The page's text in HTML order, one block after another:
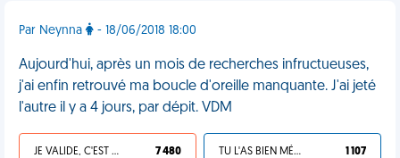
Par Neynna - 18/06/2018 18:00
Aujourd'hui, après un mois de recherches infructueuses,
j'ai enfin retrouvé ma boucle d'oreille manquante. J'ai jeté
l'autre il y a 4 jours, par dépit. VDM
JE VALIDE, C'EST UNE VDM 7 480 TU L'AS BIEN MÉRITÉ 1 107